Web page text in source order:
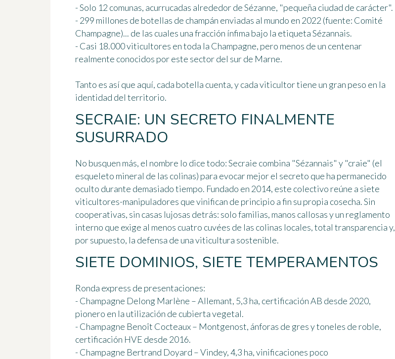
- Solo 12 comunas, acurrucadas alrededor de Sézanne, "pequeña ciudad de carácter".
- 299 millones de botellas de champán enviadas al mundo en 2022 (fuente: Comité
Champagne)... de las cuales una fracción ínfima bajo la etiqueta Sézannais.
- Casi 18.000 viticultores en toda la Champagne, pero menos de un centenar
realmente conocidos por este sector del sur de Marne.
Tanto es así que aquí, cada botella cuenta, y cada viticultor tiene un gran peso en la
identidad del territorio.
SECRAIE: UN SECRETO FINALMENTE
SUSURRADO
No busquen más, el nombre lo dice todo:Secraie combina "Sézannais" y "craie" (el
esqueleto mineral de las colinas) para evocar mejor el secreto que ha permanecido
oculto durante demasiado tiempo. Fundado en 2014, este colectivo reúne a siete
viticultores-manipuladores que vinifican de principio a fin su propia cosecha. Sin
cooperativas, sin casas lujosas detrás: solo familias, manos callosas y un reglamento
interno que exige al menos cuatro cuvées de las colinas locales, total transparencia y,
por supuesto, la defensa de una viticultura sostenible.
SIETE DOMINIOS, SIETE TEMPERAMENTOS
Ronda express de presentaciones:
- Champagne Delong Marlène – Allemant, 5,3 ha, certificación AB desde 2020,
pionero en la utilización de cubierta vegetal.
- Champagne Benoît Cocteaux – Montgenost, ánforas de gres y toneles de roble,
certificación HVE desde 2016.
- Champagne Bertrand Doyard – Vindey, 4,3 ha, vinificaciones poco